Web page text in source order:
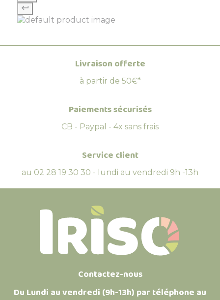
Livraison offerte
à partir de 50€*
Paiements sécurisés
CB - Paypal - 4x sans frais
Service client
au 02 28 19 30 30 - lundi au vendredi 9h -13h
Contactez-nous
Du Lundi au vendredi (9h-13h) par téléphone au